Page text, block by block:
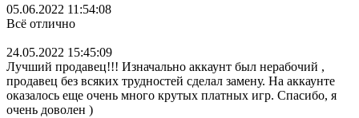
05.06.2022 11:54:08
Всё отлично
24.05.2022 15:45:09
Лучший продавец!!! Изначально аккаунт был нерабочий ,
продавец без всяких трудностей сделал замену. На аккаунте
оказалось еще очень много крутых платных игр. Спасибо, я
очень доволен )